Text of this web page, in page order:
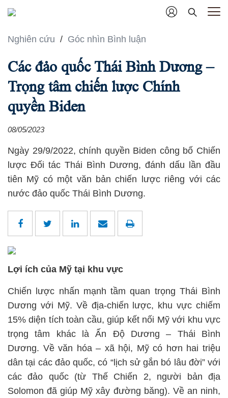
Nghiên cứu / Góc nhìn Bình luận
Các đảo quốc Thái Bình Dương –
Trọng tâm chiến lược Chính
quyền Biden
08/05/2023
Ngày 29/9/2022, chính quyền Biden công bố Chiến
lược Đối tác Thái Bình Dương, đánh dấu lần đầu
tiên Mỹ có một văn bản chiến lược riêng với các
nước đảo quốc Thái Bình Dương.
Lợi ích của Mỹ tại khu vực
Chiến lược nhấn mạnh tầm quan trọng Thái Bình
Dương với Mỹ. Về địa-chiến lược, khu vực chiếm
15% diện tích toàn cầu, giúp kết nối Mỹ với khu vực
trọng tâm khác là Ấn Độ Dương – Thái Bình
Dương. Về văn hóa – xã hội, Mỹ có hơn hai triệu
dân tại các đảo quốc, có “lịch sử gắn bó lâu đời” với
các đảo quốc (từ Thế Chiến 2, người bản địa
Solomon đã giúp Mỹ xây đường băng). Về an ninh,